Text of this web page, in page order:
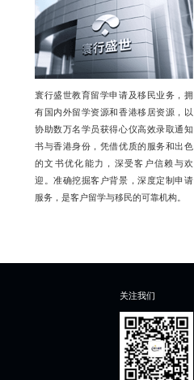
寰行盛世教育留学申请及移民业务，拥
有国内外留学资源和香港移居资源，以
协助数万名学员获得心仪高效录取通知
书与香港身份，凭借优质的服务和出色
的文书优化能力，深受客户信赖与欢
迎。准确挖掘客户背景，深度定制申请
服务，是客户留学与移民的可靠机构。
关注我们